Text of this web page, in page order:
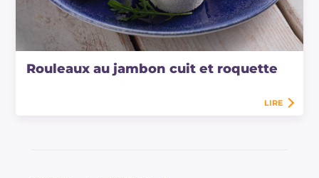
Rouleaux au jambon cuit et roquette
LIRE